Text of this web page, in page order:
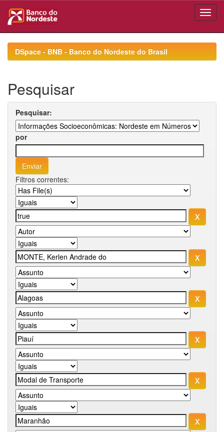
navigationDSpace - BNB - Banco do Nordeste do Brasil
Pesquisar
Pesquisar:
por
Filtros correntes: